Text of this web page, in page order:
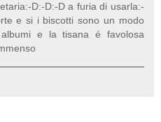
D:-D:-D a furia di usarla:-
e si i biscotti sono un modo
e la tisana é favolosa